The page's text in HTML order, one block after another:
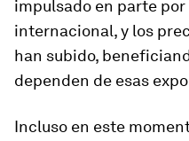
impulsado en parte
internacional, y los
han subido,
dependen de esas
Incluso en este